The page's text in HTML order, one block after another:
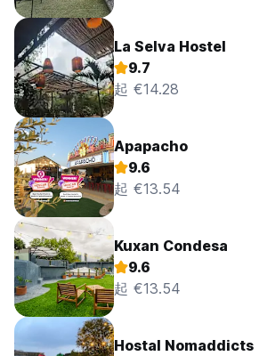
La Selva Hostel
9.7
起 €14.28
Apapacho
9.6
起 €13.54
Kuxan Condesa
9.6
起 €13.54
Hostal Nomaddicts